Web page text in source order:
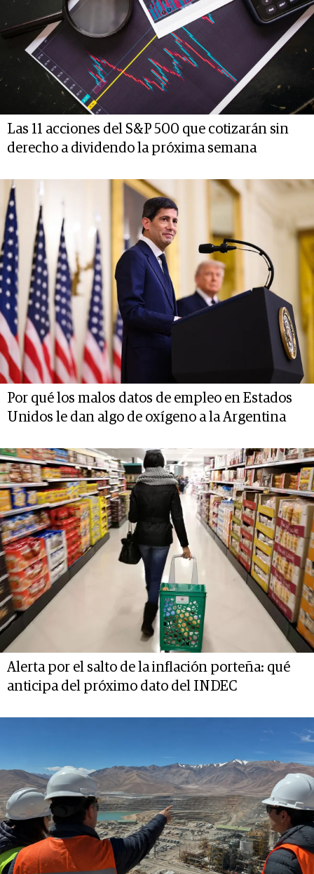
Las 11 acciones del S&P 500 que cotizarán sin
derecho a dividendo la próxima semana
Por qué los malos datos de empleo en Estados
Unidos le dan algo de oxígeno a la Argentina
Alerta por el salto de la inflación porteña: qué
anticipa del próximo dato del INDEC